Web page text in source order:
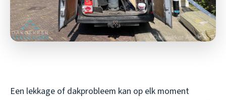
Een lekkage of dakprobleem kan op elk moment